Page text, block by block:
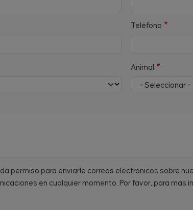
Teléfono
Animal
permiso para enviarle correos electrónicos sobre
en cualquier momento. Por favor, para más